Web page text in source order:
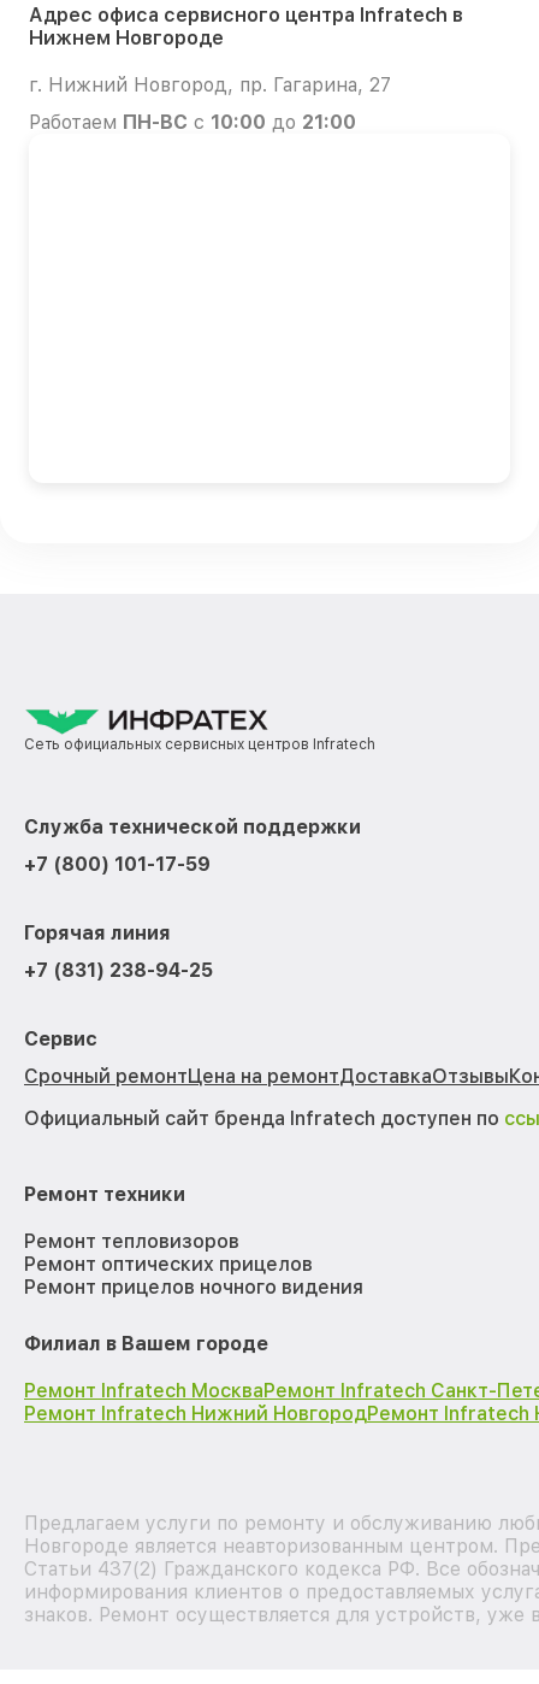
Адрес офиса сервисного центра Infratech в
Нижнем Новгороде
г. Нижний Новгород, пр. Гагарина, 27
Работаем ПН-ВС с 10:00 до 21:00
Сеть официальных сервисных центров Infratech
Служба технической поддержки
+7 (800) 101-17-59
Горячая линия
+7 (831) 238-94-25
Сервис
Срочный ремонтЦена на ремонтДоставкаОтзывы
Официальный сайт бренда Infratech доступен по
Ремонт техники
Ремонт тепловизоров
Ремонт оптических прицелов
Ремонт прицелов ночного видения
Филиал в Вашем городе
Ремонт Infratech МоскваРемонт Infratech Санкт-
Ремонт Infratech Нижний НовгородРемонт Infratech
Предлагаем услуги по ремонту и обслуживанию
Новгороде является неавторизованным центром.
Статьи 437(2) Гражданского кодекса РФ. Все
информирования клиентов о предоставляемых
знаков. Ремонт осуществляется для устройств,